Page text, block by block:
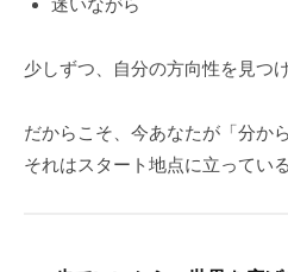
迷いながら
少しずつ、自分の方向性を見つ
だからこそ、今あなたが「分か
それはスタート地点に立ってい